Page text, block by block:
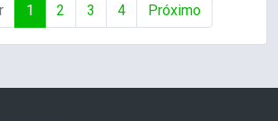
1 2 3 4 Próximo